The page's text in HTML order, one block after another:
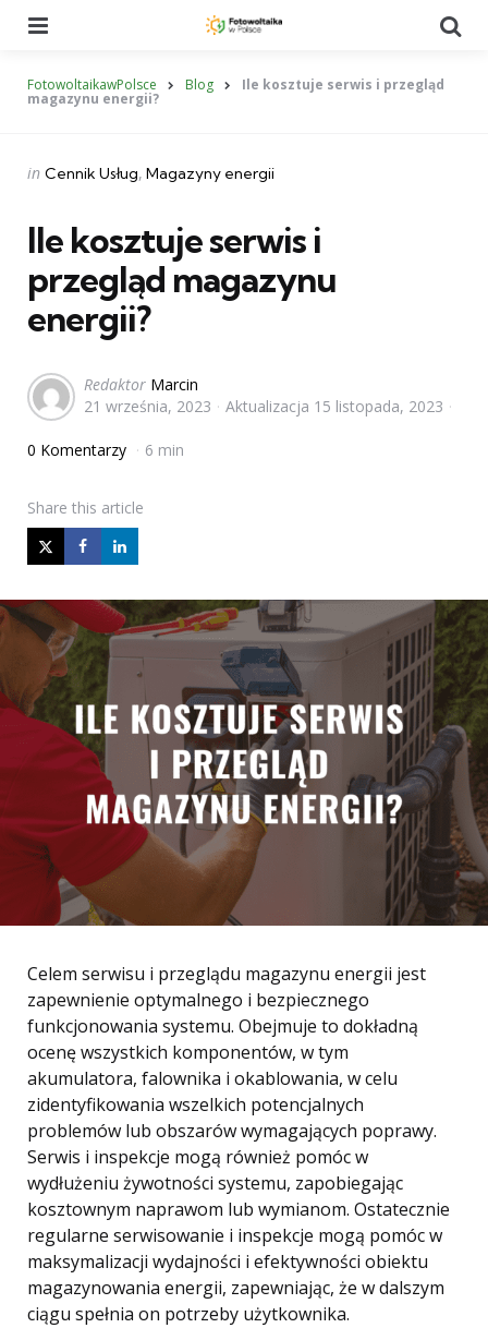
FotowoltaikawPolsce Blog Ile kosztuje serwis i przegląd
magazynu energii?
Categories
Posted
in Cennik Usług Magazyny energii
Ile kosztuje serwis i
przegląd magazynu
energii?
Posted
by
Redaktor Marcin
21 września, 2023
Aktualizacja 15 listopada, 2023
0 Komentarzy 6 min
Share this article
Celem serwisu i przeglądu magazynu energii jest
zapewnienie optymalnego i bezpiecznego
funkcjonowania systemu. Obejmuje to dokładną
ocenę wszystkich komponentów, w tym
akumulatora, falownika i okablowania, w celu
zidentyfikowania wszelkich potencjalnych
problemów lub obszarów wymagających poprawy.
Serwis i inspekcje mogą również pomóc w
wydłużeniu żywotności systemu, zapobiegając
kosztownym naprawom lub wymianom. Ostatecznie
regularne serwisowanie i inspekcje mogą pomóc w
maksymalizacji wydajności i efektywności obiektu
magazynowania energii, zapewniając, że w dalszym
ciągu spełnia on potrzeby użytkownika.